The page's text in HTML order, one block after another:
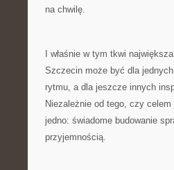
na chwilę.
I właśnie w tym tkwi
Szczecin może być dla
rytmu, a dla jeszcze innych
Niezależnie od tego, czy
jedno: świadome budowanie
przyjemnością.